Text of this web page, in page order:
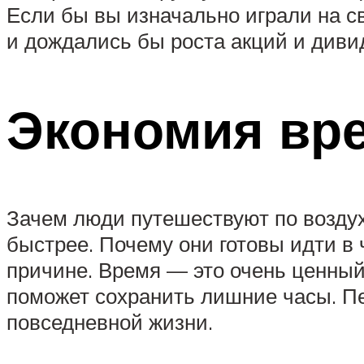
Если бы вы изначально играли на
и дождались бы роста акций и
Экономия
Зачем люди путешествуют по
быстрее. Почему они готовы идти в
причине. Время — это очень
поможет сохранить лишние часы.
повседневной жизни.